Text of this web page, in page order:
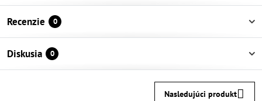
Recenzie 0
Diskusia 0
Nasledujúci produkt